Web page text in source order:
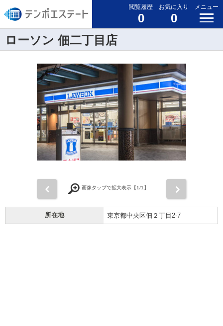
閲覧履歴
0
お気に入り
0
メニュー
ローソン 佃二丁目店
画像タップで拡大表示【1/1】
所在地 東京都中央区佃２丁目2-7